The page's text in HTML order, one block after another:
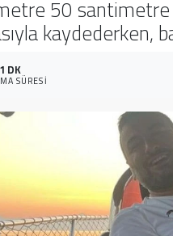
50 santimetre
kaydederken,
1 DK
SÜRESI